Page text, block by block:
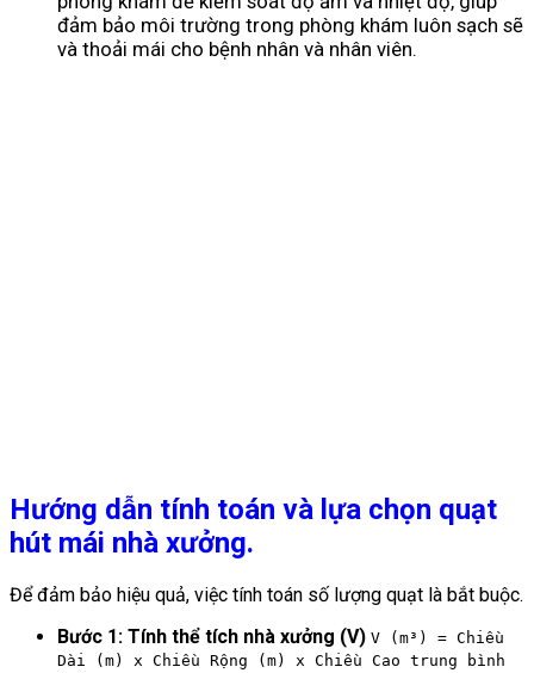
đảm bảo môi trường trong phòng khám luôn sạch sẽ
và thoải mái cho bệnh nhân và nhân viên.
Hướng dẫn tính toán và lựa chọn quạt
hút mái nhà xưởng.
Để đảm bảo hiệu quả, việc tính toán số lượng quạt là bắt buộc.
Bước 1: Tính thể tích nhà xưởng (V) V (m³) = Chiều
Dài (m) x Chiều Rộng (m) x Chiều Cao trung bình